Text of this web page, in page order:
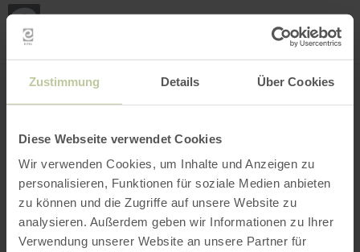
Zustimmung Details Über Cookies
Diese Webseite verwendet Cookies
Wir verwenden Cookies, um Inhalte und Anzeigen zu
personalisieren, Funktionen für soziale Medien anbieten
zu können und die Zugriffe auf unsere Website zu
analysieren. Außerdem geben wir Informationen zu Ihrer
Verwendung unserer Website an unsere Partner für
INTERACTIEVE KAART
Mijn
Filter openen